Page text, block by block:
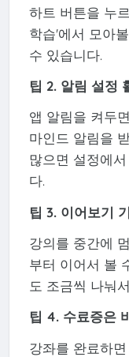
하트 버튼을 누
학습'에서 모아
수 있습니다.
팁 2. 알림 설정
앱 알림을 켜두
마인드 알림을
많으면 설정에
다.
팁 3. 이어보기
강의를 중간에
부터 이어서 볼
도 조금씩 나눠
팁 4. 수료증은
강좌를 완료하